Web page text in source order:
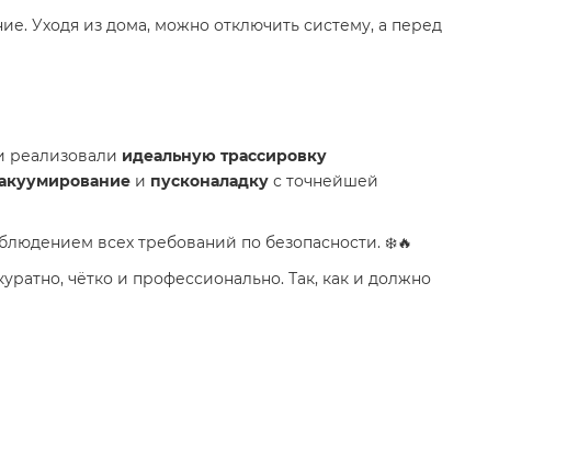
Уходя из дома, можно отключить систему, а перед
реализовали идеальную трассировку
и пусконаладку с точнейшей
всех требований по безопасности. ❄️🔥
чётко и профессионально. Так, как и должно